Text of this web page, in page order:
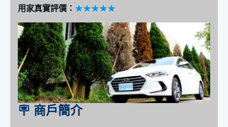
用家真實評價： ★★★★★
🪧 商戶簡介